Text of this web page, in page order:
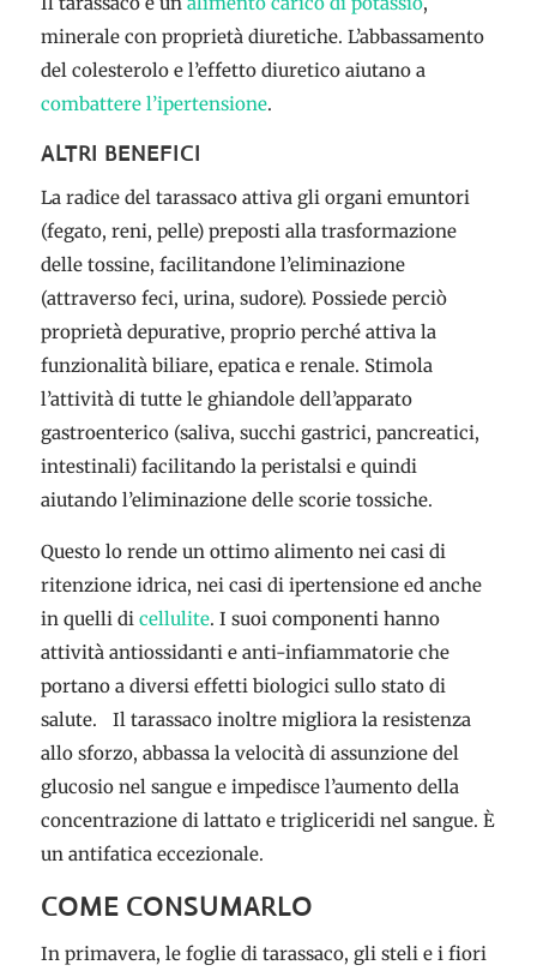
minerale con proprietà diuretiche. L’abbassamento
del colesterolo e l’effetto diuretico aiutano a
combattere l’ipertensione.
ALTRI BENEFICI
La radice del tarassaco attiva gli organi emuntori
(fegato, reni, pelle) preposti alla trasformazione
delle tossine, facilitandone l’eliminazione
(attraverso feci, urina, sudore). Possiede perciò
proprietà depurative, proprio perché attiva la
funzionalità biliare, epatica e renale. Stimola
l’attività di tutte le ghiandole dell’apparato
gastroenterico (saliva, succhi gastrici, pancreatici,
intestinali) facilitando la peristalsi e quindi
aiutando l’eliminazione delle scorie tossiche.
Questo lo rende un ottimo alimento nei casi di
ritenzione idrica, nei casi di ipertensione ed anche
in quelli di cellulite. I suoi componenti hanno
attività antiossidanti e anti-infiammatorie che
portano a diversi effetti biologici sullo stato di
salute. Il tarassaco inoltre migliora la resistenza
allo sforzo, abbassa la velocità di assunzione del
glucosio nel sangue e impedisce l’aumento della
concentrazione di lattato e trigliceridi nel sangue. È
un antifatica eccezionale.
COME CONSUMARLO
In primavera, le foglie di tarassaco, gli steli e i fiori